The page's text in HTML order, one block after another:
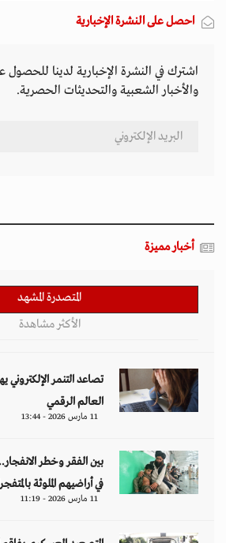
احصل على النشرة الإخبارية
اشترك في النشرة الإخبارية لدينا للحصول
والأخبار الشعبية والتحديثات الحصرية.
أخبار مميزة
المتصدرة المشهد
الأكثر مشاهدة
تصاعد التنمر الإلكتروني
العالم الرقمي
11 مارس 2026 - 13:44
بين الفقر وخطر
في أراضيهم الملوثة
11 مارس 2026 - 11:19